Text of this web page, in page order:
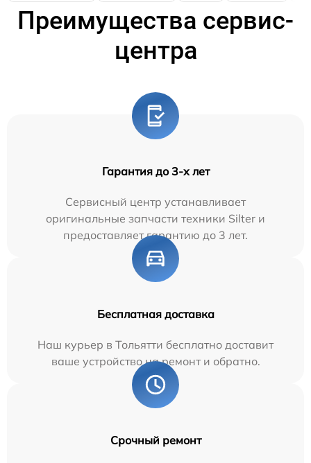
Преимущества сервис-
центра
Гарантия до 3-х лет
Сервисный центр устанавливает
оригинальные запчасти техники Silter и
предоставляет гарантию до 3 лет.
Бесплатная доставка
Наш курьер в Тольятти бесплатно доставит
ваше устройство на ремонт и обратно.
Срочный ремонт